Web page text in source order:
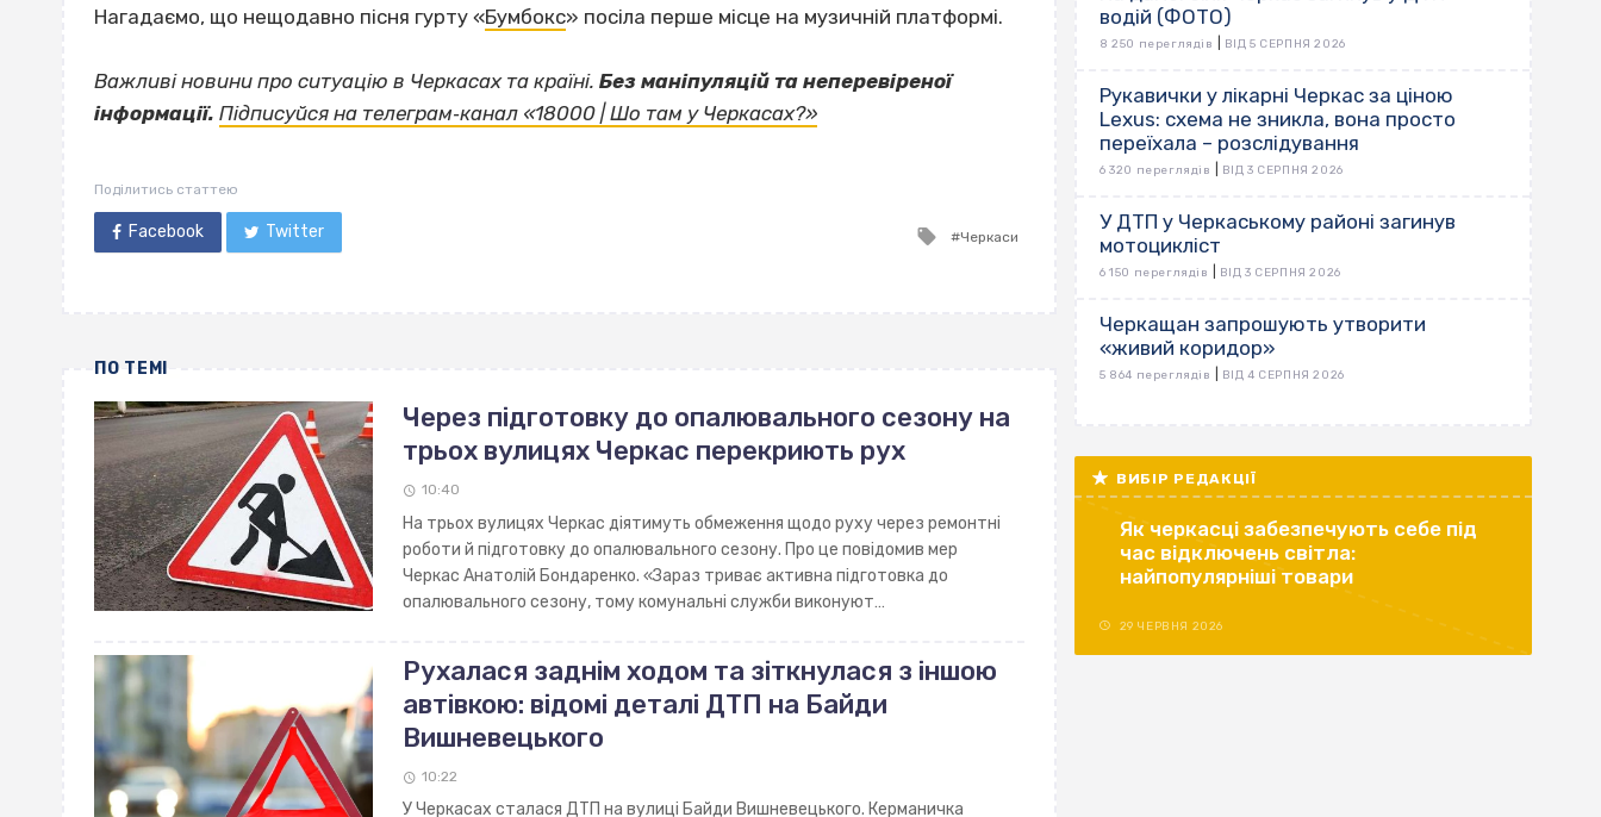
Нагадаємо, що нещодавно пісня гурту «Бумбокс» посіла перше місце на музичній платформі.
Важливі новини про ситуацію в Черкасах та країні. Без маніпуляцій та неперевіреної
інформації. Підписуйся на телеграм‐канал «18000 | Шо там у Черкасах?»
Поділитись статтею
Facebook Twitter
Tagged
Черкаси
ПО ТЕМІ
Через підготовку до опалювального сезону на
трьох вулицях Черкас перекриють рух
10:40
На трьох вулицях Черкас діятимуть обмеження щодо руху через ремонтні
роботи й підготовку до опалювального сезону. Про це повідомив мер
Черкас Анатолій Бондаренко. «Зараз триває активна підготовка до
опалювального сезону, тому комунальні служби виконуют…
Рухалася заднім ходом та зіткнулася з іншою
автівкою: відомі деталі ДТП на Байди
Вишневецького
10:22
У Черкасах сталася ДТП на вулиці Байди Вишневецького. Керманичка
водій (ФОТО)
8 250 переглядів ВІД 5 СЕРПНЯ 2026
Рукавички у лікарні Черкас за ціною
Lexus: схема не зникла, вона просто
переїхала – розслідування
6 320 переглядів ВІД 3 СЕРПНЯ 2026
У ДТП у Черкаському районі загинув
мотоцикліст
6 150 переглядів ВІД 3 СЕРПНЯ 2026
Черкащан запрошують утворити
«живий коридор»
5 864 переглядів ВІД 4 СЕРПНЯ 2026
ВИБІР РЕДАКЦІЇ
Як черкасці забезпечують себе під
час відключень світла:
найпопулярніші товари
29 ЧЕРВНЯ 2026